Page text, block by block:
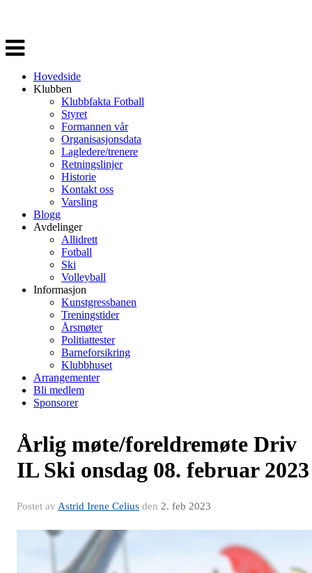
Veksle
navigasjon
Hovedside
Klubben
Klubbfakta Fotball
Styret
Formannen vår
Organisasjonsdata
Lagledere/trenere
Retningslinjer
Historie
Kontakt oss
Varsling
Blogg
Avdelinger
Allidrett
Fotball
Ski
Volleyball
Informasjon
Kunstgressbanen
Treningstider
Årsmøter
Politiattester
Barneforsikring
Klubbhuset
Arrangementer
Bli medlem
Sponsorer
Årlig møte/foreldremøte Driv
IL Ski onsdag 08. februar 2023
Postet av Astrid Irene Celius den 2. feb 2023